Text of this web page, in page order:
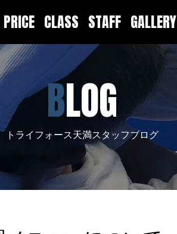
PRICE CLASS STAFF GALLERY
BLOG
トライフォース天満スタッフブログ